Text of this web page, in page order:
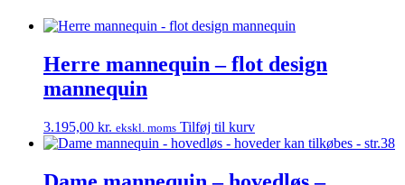
Herre mannequin – flot design
mannequin
3.195,00 kr. ekskl. moms Tilføj til kurv